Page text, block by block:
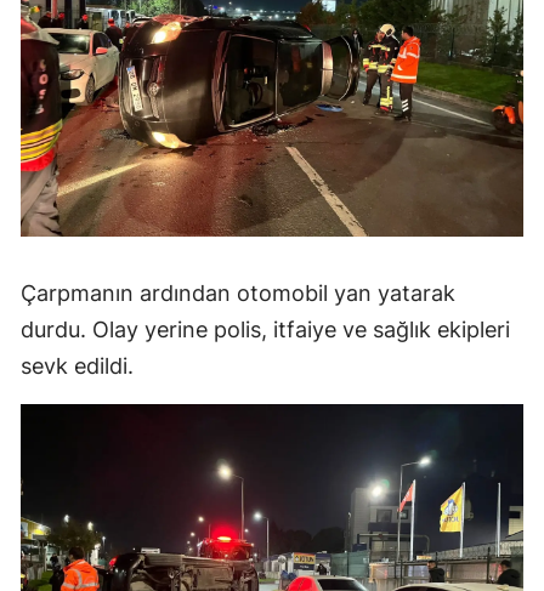
Çarpmanın ardından otomobil yan yatarak
durdu. Olay yerine polis, itfaiye ve sağlık ekipleri
sevk edildi.